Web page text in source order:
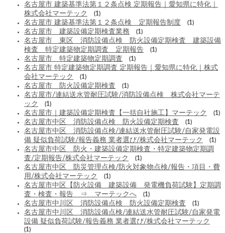
名古屋市 建築基準法第１２条点検 定期報告｜愛知県に特化｜
株式会社マーテック
(1)
名古屋市 建築基準法第１２条点検 定期報告制度 (1)
名古屋市 建築設備定期検査業務 (1)
名古屋市 東区 消防設備点検 防火設備定期検査 建築設備
検査 特定建築物定期調査 定期報告
(1)
名古屋市 特定建築物定期調査 (1)
名古屋市 特定建築物定期調査 定期報告｜愛知県に特化｜株式
会社マーテック
(1)
名古屋市 防火設備定期検査 (1)
名古屋市/連結送水管耐圧試験/消防設備点検 株式会社マーテ
ック
(1)
名古屋市｜建築設備定期検査【一括自社施工】マーテック (1)
名古屋市中区 消防設備点検 防火設備定期検査 (1)
名古屋市中区 消防設備点検/連結送水管耐圧試験/自家発電設
備 疑似負荷試験/報告義務 業者選び/株式会社マーテック
(1)
名古屋市中区 防火・建築設備定期検査・特定建築物定期調
査/定期報告/株式会社マーテック
(1)
名古屋市中区 防災管理点検/防火対象物点検/報告・項目・費
用/株式会社マーテック
(1)
名古屋市中区【防火設備 建築設備 発電機負荷試験】定期調
査・検査・報告 ⇒ マーテックへ
(1)
名古屋市中川区 消防設備点検 防火設備定期検査 (1)
名古屋市中川区 消防設備点検/連結送水管耐圧試験/自家発電
設備 疑似負荷試験/報告義務 業者選び/株式会社マーテック
(1)